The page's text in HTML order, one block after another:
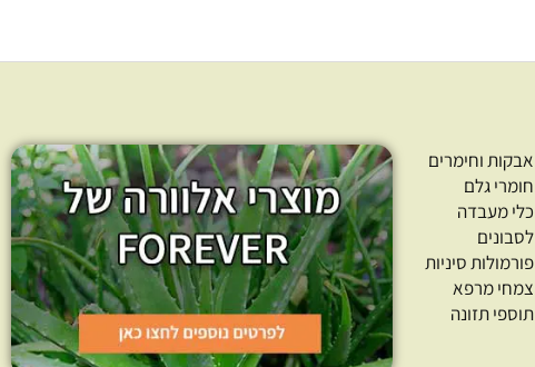
אבקות וחימרים
חומרי גלם
כלי מעבדה
לסבונים
פורמולות סיניות
צמחי מרפא
תוספי תזונה